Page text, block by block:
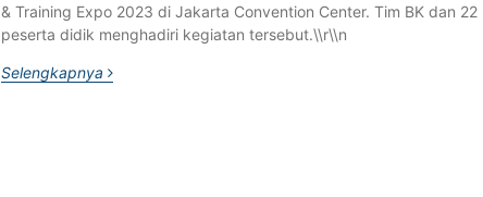
& Training Expo 2023 di Jakarta Convention Center. Tim BK dan 22
peserta didik menghadiri kegiatan tersebut.\\r\\n
Selengkapnya